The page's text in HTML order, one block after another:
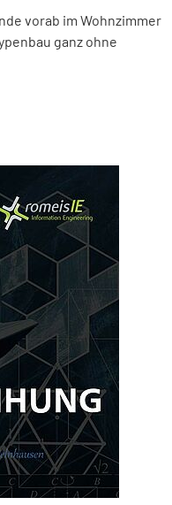
vorab im Wohnzimmer
ganz ohne